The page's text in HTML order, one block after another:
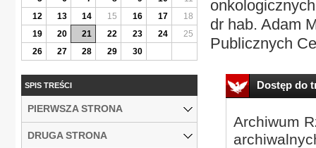
dr hab. Adam
Publicznych
Dostęp do
Archiwum
12
13 14 15 16 17
18
19
20 21 22 23 24
25
26
27 28 29 30
SPIS TREŚCI
PIERWSZA STRONA
DRUGA STRONA